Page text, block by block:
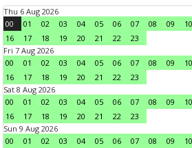
Thu 6 Aug 2026
00
01 02 03 04 05 06 07 08 09 10
16
17 18 19 20 21 22
23
Fri 7 Aug 2026
00
01 02 03 04 05 06 07 08 09 10
16
17 18 19 20 21 22
23
Sat 8 Aug 2026
00
01 02 03 04 05 06 07 08 09 10
16
17 18 19 20 21 22
23
Sun 9 Aug 2026
00
01 02 03 04 05 06 07 08 09 10